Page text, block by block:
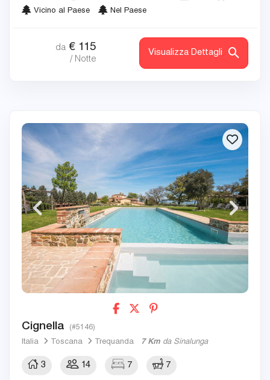
Vicino al Paese
Nel Paese
da € 115
/ Notte
Visualizza Dettagli
Cignella (#5146)
Italia Toscana Trequanda 7 Km da Sinalunga
3 14 7 7